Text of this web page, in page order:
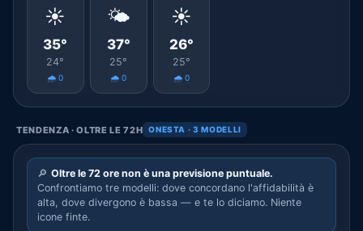
☀️
35°
24°
🌧️ 0
🌤️
37°
25°
🌧️ 0
☀️
26°
25°
🌧️ 0
TENDENZA · OLTRE LE 72H ONESTA · 3 MODELLI
🔎 Oltre le 72 ore non è una previsione puntuale.
Confrontiamo tre modelli: dove concordano l'affidabilità è
alta, dove divergono è bassa — e te lo diciamo. Niente
icone finte.